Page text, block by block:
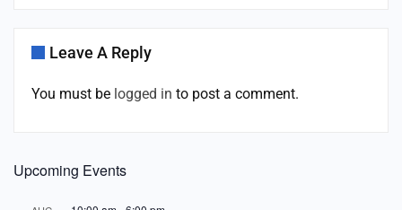
Leave A Reply
You must be logged in to post a comment.
Upcoming Events